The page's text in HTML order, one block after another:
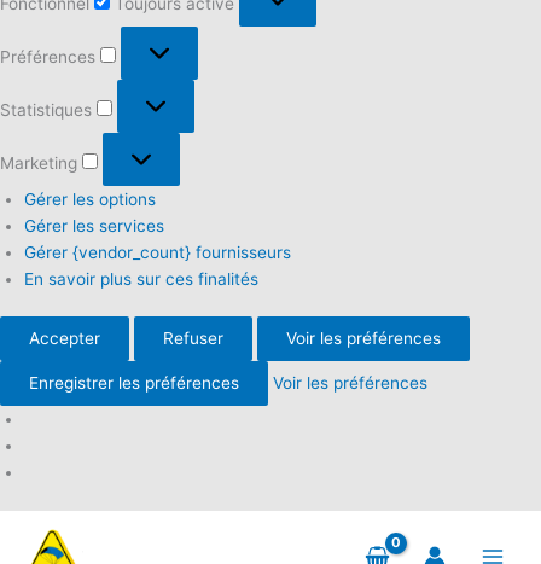
Préférences
Statistiques
Marketing
Gérer les options
Gérer les services
Gérer {vendor_count} fournisseurs
En savoir plus sur ces finalités
Accepter Refuser Voir les préférences
Enregistrer les préférences Voir les préférences